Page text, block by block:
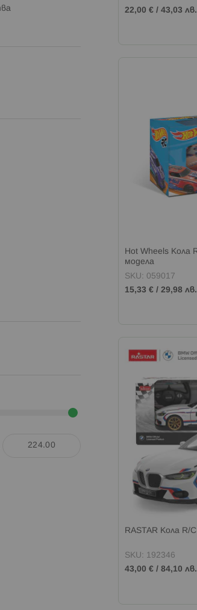
22,00 € / 43,03 лв.
Hot Wheels Кола
модела
SKU: 059017
15,33 € / 29,98 лв.
RASTAR Кола R/
SKU: 192346
43,00 € / 84,10 лв.